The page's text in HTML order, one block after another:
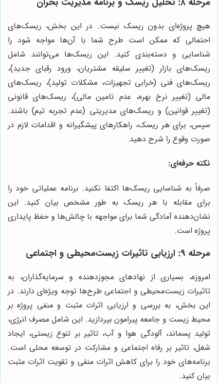
هیچ پروژه‌ای بدون ریسک نیست. در این بخش، ریسک‌های
احتمالی که ممکن است طرح شما با آن‌ها مواجه شود را
شناسایی و دسته‌بندی کنید. این ریسک‌ها می‌توانند شامل
ریسک‌های بازار (تغییر سلیقه مشتریان، ورود رقبای جدید)،
ریسک‌های فنی (خرابی تجهیزات، مشکلات تولید)، ریسک‌های
مالی (تغییر نرخ بهره، عدم تامین مالی)، ریسک‌های قانونی
(تغییر قوانین) و ریسک‌های مدیریتی (عدم تجربه تیم) باشند.
سپس، برای هر ریسک، راهکارهای پیشگیرانه و اقدامات لازم در
صورت وقوع را شرح دهید.
نکته حرفه‌ای:
صرفاً به شناسایی ریسک‌ها اکتفا نکنید. برنامه عملیاتی خود را
برای مقابله با هر ریسک به طور مشخص بیان کنید. این
نشان‌دهنده آمادگی شما برای مواجهه با چالش‌ها و حفظ پایداری
پروژه است.
مرحله ۹: ارزیابی تاثیرات زیست‌محیطی و اجتماعی
امروزه، بسیاری از نهادهای مجوزدهنده و سرمایه‌گذاران، به
تاثیرات زیست‌محیطی و اجتماعی طرح‌ها توجه ویژه‌ای دارند. در
این بخش، به بررسی و ارزیابی اثرات مثبت و منفی پروژه بر
محیط زیست و جامعه پیرامون بپردازید. این شامل مصرف انرژی،
تولید پسماند، آلودگی هوا و آب، تاثیر بر تنوع زیستی، ایجاد
شغل، تاثیر بر رفاه اجتماعی و مشارکت در توسعه محلی است.
برنامه‌های خود را برای کاهش اثرات منفی و تقویت اثرات مثبت
بیان کنید.